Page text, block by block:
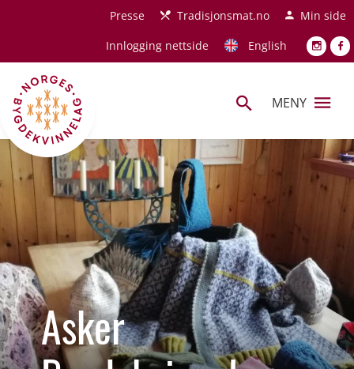
Hopp til hovedinnholdPresse Tradisjonsmat.no
Min side
Innlogging nettside
English
MENY
Asker